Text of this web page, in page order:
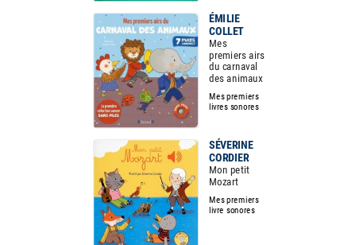
ÉMILIE
COLLET
Mes
premiers airs
du carnaval
des animaux
Mes premiers
livres sonores
SÉVERINE
CORDIER
Mon petit
Mozart
Mes premiers
livre sonores